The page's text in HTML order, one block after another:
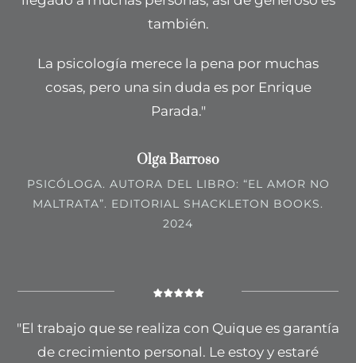
también.
La psicología merece la pena por muchas
cosas, pero una sin duda es por Enrique
Parada."
Olga Barroso
PSICÓLOGA. AUTORA DEL LIBRO: “EL AMOR NO
MALTRATA”. EDITORIAL SHACKLETON BOOKS.
2024
"El trabajo que se realiza con Quique es garantía
de crecimiento personal. Le estoy y estaré